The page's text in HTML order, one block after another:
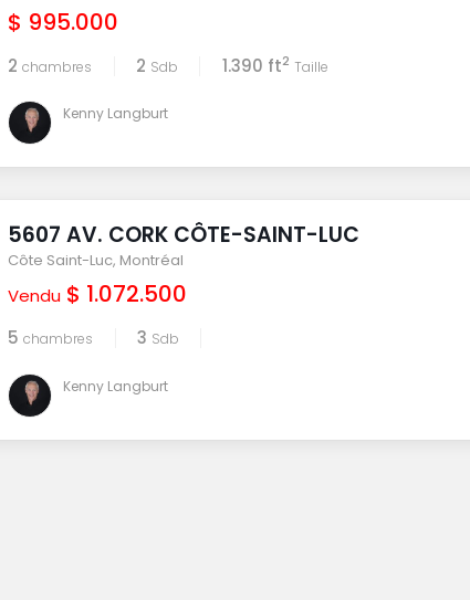
$ 995.000
2 chambres 2 Sdb 1.390 ft2 Taille
Kenny Langburt
5607 AV. CORK CÔTE-SAINT-LUC
Côte Saint-Luc, Montréal
Vendu $ 1.072.500
5 chambres 3 Sdb
Kenny Langburt